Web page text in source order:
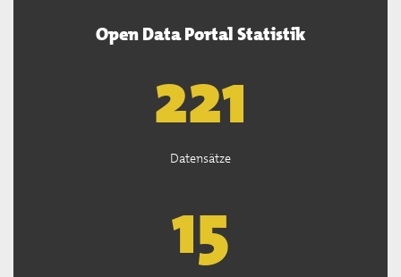
Open Data Portal Statistik
222
Datensätze
15